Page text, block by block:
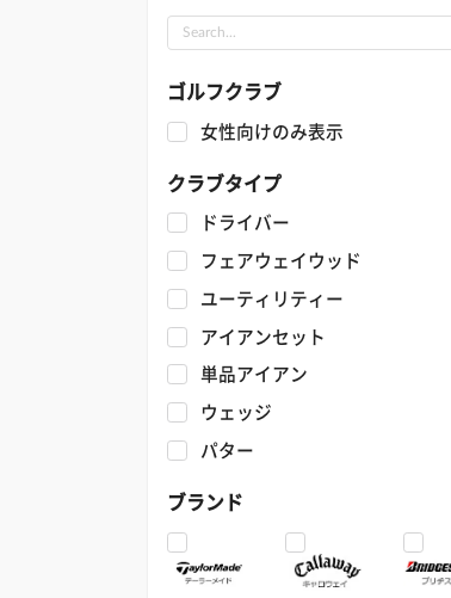
ゴルフクラブ
女性向けのみ表示
クラブタイプ
ドライバー
フェアウェイウッド
ユーティリティー
アイアンセット
単品アイアン
ウェッジ
パター
ブランド